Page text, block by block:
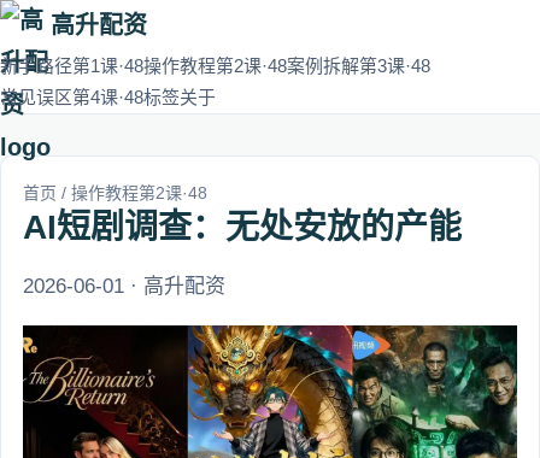
高升配资
新手路径第1课·48操作教程第2课·48案例拆解第3课·48
常见误区第4课·48标签关于
首页 / 操作教程第2课·48
AI短剧调查：无处安放的产能
2026-06-01 · 高升配资